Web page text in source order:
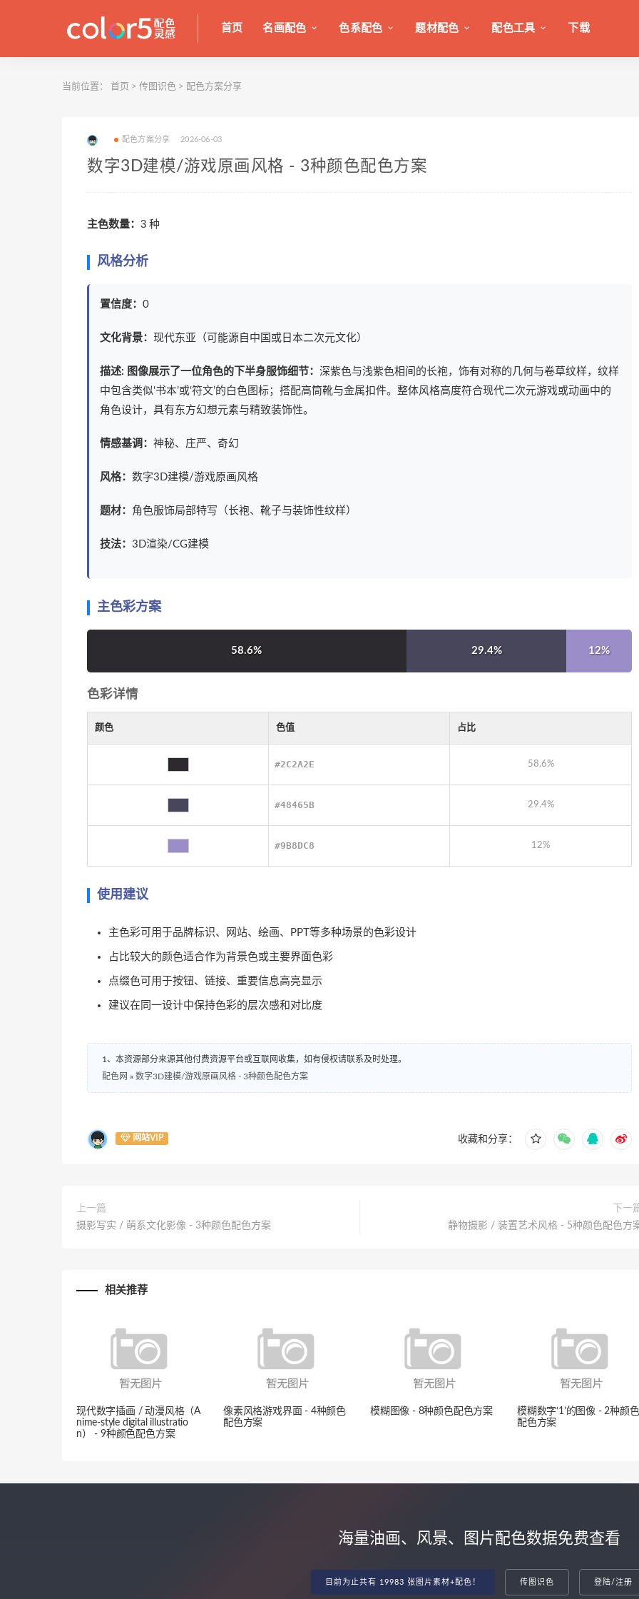
首页 名画配色 色系配色 题材配色 配色工具 下载
当前位置： 首页 > 传图识色 > 配色方案分享
配色方案分享 2026-06-03
数字3D建模/游戏原画风格 - 3种颜色配色方案
主色数量： 3 种
风格分析
置信度： 0
文化背景： 现代东亚（可能源自中国或日本二次元文化）
描述: 图像展示了一位角色的下半身服饰细节： 深紫色与浅紫色相间的长袍，饰有对称的几何与卷草纹样，纹样
中包含类似‘书本’或‘符文’的白色图标；搭配高筒靴与金属扣件。整体风格高度符合现代二次元游戏或动画中的
角色设计，具有东方幻想元素与精致装饰性。
情感基调： 神秘、庄严、奇幻
风格： 数字3D建模/游戏原画风格
题材： 角色服饰局部特写（长袍、靴子与装饰性纹样）
技法： 3D渲染/CG建模
主色彩方案
58.6% 29.4% 12%
色彩详情
颜色 色值 占比
#2C2A2E 58.6%
#48465B 29.4%
#9B8DC8 12%
使用建议
主色彩可用于品牌标识、网站、绘画、PPT等多种场景的色彩设计
占比较大的颜色适合作为背景色或主要界面色彩
点缀色可用于按钮、链接、重要信息高亮显示
建议在同一设计中保持色彩的层次感和对比度
1、本资源部分来源其他付费资源平台或互联网收集，如有侵权请联系及时处理。
配色网 » 数字3D建模/游戏原画风格 - 3种颜色配色方案
网站VIP 收藏和分享：
上一篇
摄影写实 / 萌系文化影像 - 3种颜色配色方案
下一
静物摄影 / 装置艺术风格 - 5种颜色配色方
相关推荐
现代数字插画 / 动漫风格（A
nime-style digital illustratio
n） - 9种颜色配色方案
像素风格游戏界面 - 4种颜色
配色方案
模糊图像 - 8种颜色配色方案
模糊数字‘1’的图像 - 2种颜色
配色方案
海量油画、风景、图片配色数据免费查看
目前为止共有 19983 张图片素材+配色！ 传图识色 登陆/注册